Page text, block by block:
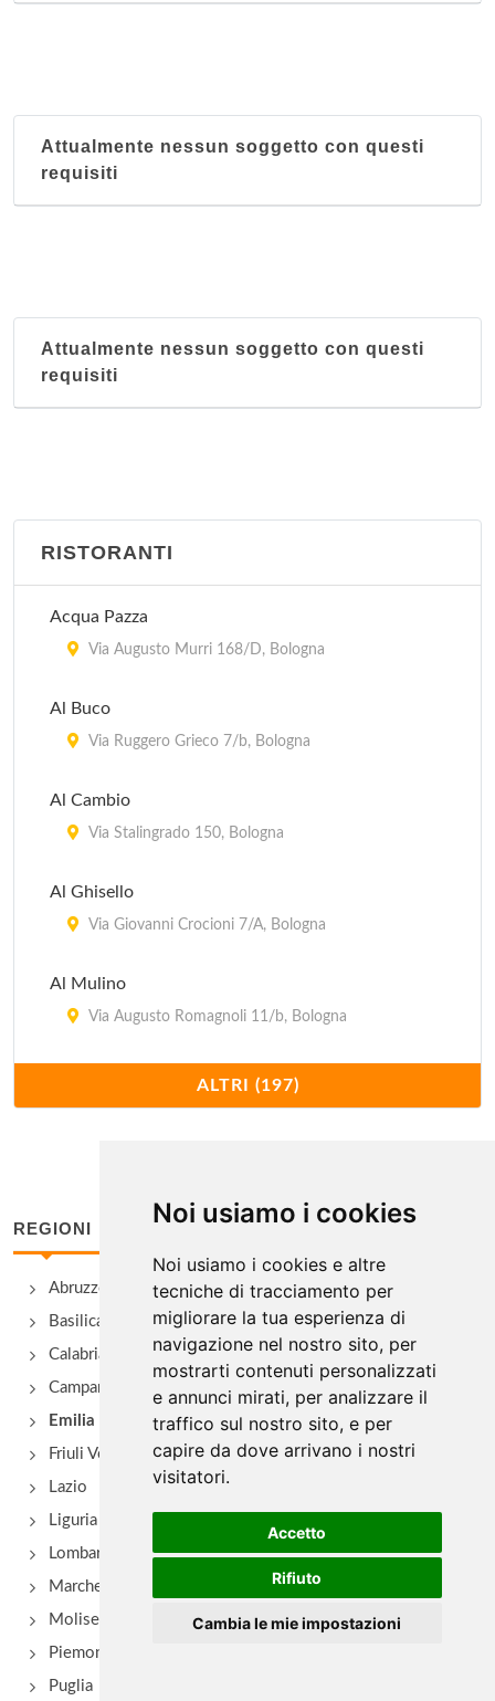
Noi usiamo i cookies
Noi usiamo i cookies e altre
tecniche di tracciamento per
migliorare la tua esperienza di
navigazione nel nostro sito, per
mostrarti contenuti personalizzati
e annunci mirati, per analizzare il
traffico sul nostro sito, e per
capire da dove arrivano i nostri
visitatori.
Accetto
Rifiuto
Cambia le mie impostazioni
Attualmente nessun soggetto con questi
requisiti
Attualmente nessun soggetto con questi
requisiti
RISTORANTI
Acqua Pazza
Via Augusto Murri 168/D, Bologna
Al Buco
Via Ruggero Grieco 7/b, Bologna
Al Cambio
Via Stalingrado 150, Bologna
Al Ghisello
Via Giovanni Crocioni 7/A, Bologna
Al Mulino
Via Augusto Romagnoli 11/b, Bologna
via Andrea Costa 114, Bologna
Via Massimo D'Azeglio 65/b, Bologna
Alle Due Porte
via del Pratello 62, Bologna
Amerigo
via Marconi 16, Savigno
frazione Campolo 22, Grizzana Morandi
Antica Hostaria della Rocca di Badolo
ALTRI (197)
REGIONI
Abruzzo
Basilicata
Calabria
Campania
Emilia Romagna
Friuli Venezia Giulia
Lazio
Liguria
Lombardia
Marche
Molise
Piemonte
Puglia